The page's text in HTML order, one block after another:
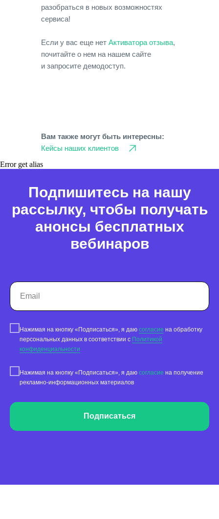
разобраться в новых возможностях
сервиса!
Если у вас еще нет Активатора отзыва,
почитайте о нем на нашем сайте
и запросите демодоступ.
Вам также могут быть интересны:
Кейсы наших клиентов
Error get alias
Подпишитесь на нашу
рассылку, чтобы получать
анонсы бесплатных
вебинаров
Нажимая на кнопку «Подписаться», я даю согласие на обработку
персональных данных в соответствии с Политикой
конфиденциальности
Нажимая на кнопку «Подписаться», я даю согласие на получение
рекламно-информационных материалов
Подписаться
Работа с данными
Фотографии
Статистика по трафику
Работа с отзывами
Анализ конкурентов
Реклама на картах
Геоперфоманс реклама